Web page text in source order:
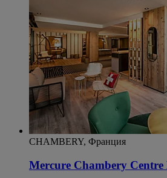
CHAMBERY, Франция
Mercure Chambery Centre